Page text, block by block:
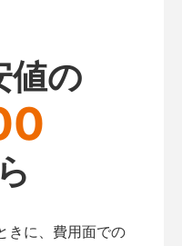
値の
きに、費用面での